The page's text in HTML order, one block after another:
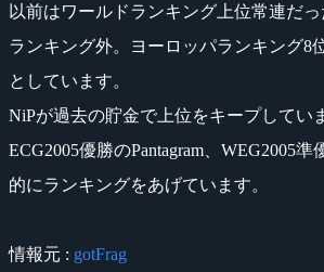
以前はワールドランキング上位常連だ
ランキング外。ヨーロッパランキング8
としています。
NiPが過去の貯金で上位をキープしてい
ECG2005優勝のPantagram、WEG2005
的にランキングをあげています。
情報元 : gotFrag